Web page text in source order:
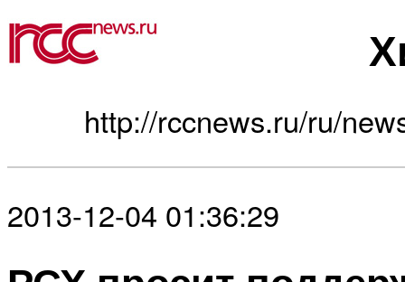
http://rccnews.ru/ru/
2013-12-04 01:36:29